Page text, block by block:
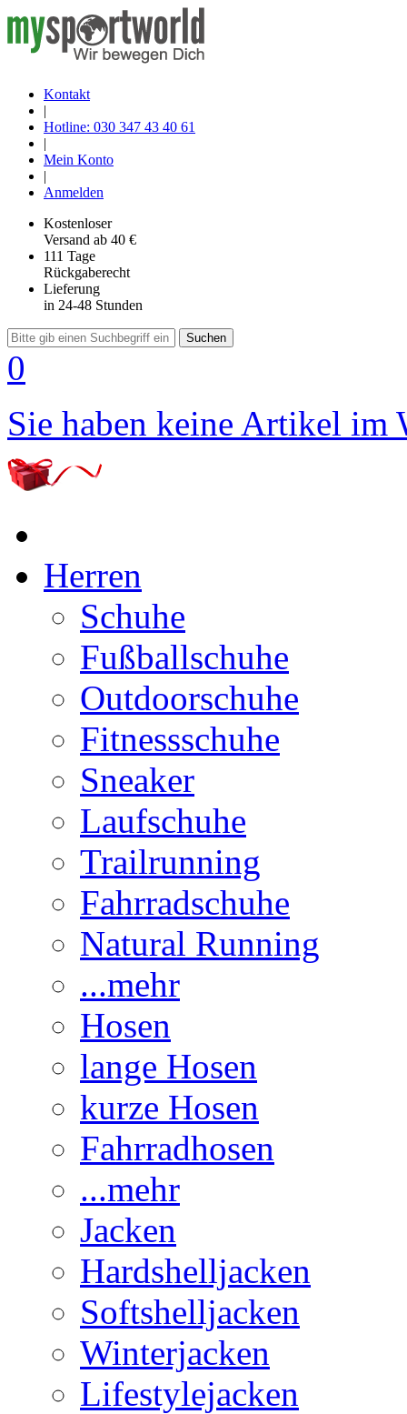
Kontakt
|
Hotline: 030 347 43 40 61
|
Mein Konto
|
Anmelden
Kostenloser
Versand ab 40 €
111 Tage
Rückgaberecht
Lieferung
in 24-48 Stunden
Suchen
0
Sie haben keine Artikel im
Herren
Schuhe
Fußballschuhe
Outdoorschuhe
Fitnessschuhe
Sneaker
Laufschuhe
Trailrunning
Fahrradschuhe
Natural Running
...mehr
Hosen
lange Hosen
kurze Hosen
Fahrradhosen
...mehr
Jacken
Hardshelljacken
Softshelljacken
Winterjacken
Lifestylejacken